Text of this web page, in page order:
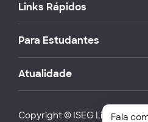
Links Rápidos
Para Estudantes
Atualidade
Copyright © ISEG LisbonFala